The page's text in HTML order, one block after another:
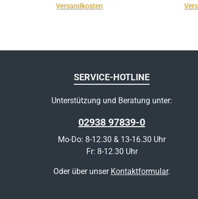
Versandkosten
SERVICE-HOTLINE
Unterstützung und Beratung unter:
02938 97839-0
Mo-Do: 8-12.30 & 13-16.30 Uhr
Fr: 8-12.30 Uhr
Oder über unser Kontaktformular.